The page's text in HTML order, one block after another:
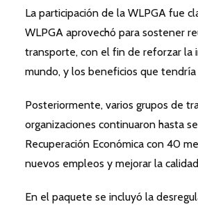
La participación de la WLPGA fue
WLPGA aprovechó para sostener
transporte, con el fin de reforzar la
mundo, y los beneficios que tendría
Posteriormente, varios grupos de
organizaciones continuaron hasta
Recuperación Económica con 40
nuevos empleos y mejorar la
En el paquete se incluyó la